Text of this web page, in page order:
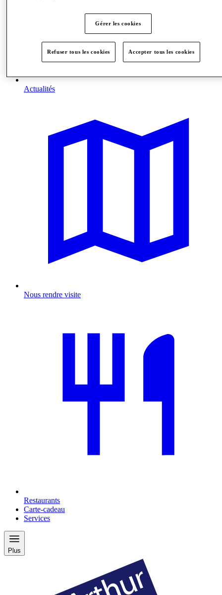
Actualités
Nous rendre visite
Restaurants
Carte-cadeau
Services
Plus
Gérer les cookies
Refuser tous les cookies Accepter tous les cookies